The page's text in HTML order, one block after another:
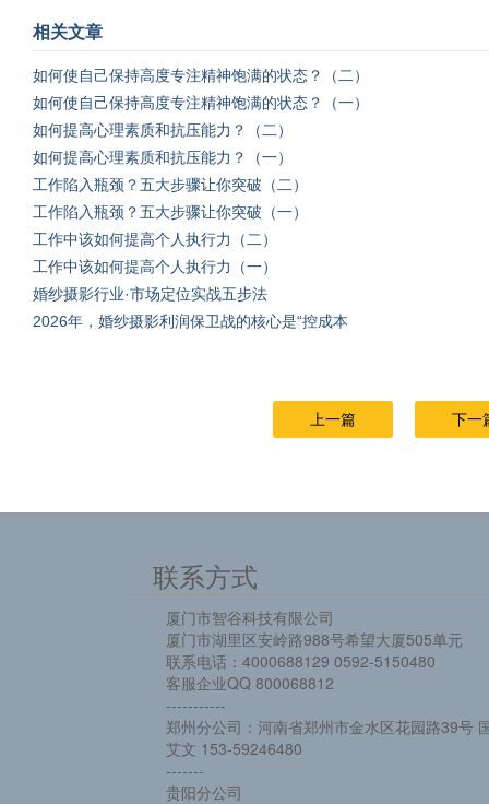
相关文章
如何使自己保持高度专注精神饱满的状态？（二）
如何使自己保持高度专注精神饱满的状态？（一）
如何提高心理素质和抗压能力？（二）
如何提高心理素质和抗压能力？（一）
工作陷入瓶颈？五大步骤让你突破（二）
工作陷入瓶颈？五大步骤让你突破（一）
工作中该如何提高个人执行力（二）
工作中该如何提高个人执行力（一）
婚纱摄影行业·市场定位实战五步法
2026年，婚纱摄影利润保卫战的核心是“控成本
上一篇 下一
联系方式
厦门市智谷科技有限公司
厦门市湖里区安岭路988号希望大厦505单元
联系电话：4000688129 0592-5150480
客服企业QQ 800068812
-----------
郑州分公司：河南省郑州市金水区花园路39号
艾文 153-59246480
-------
贵阳分公司